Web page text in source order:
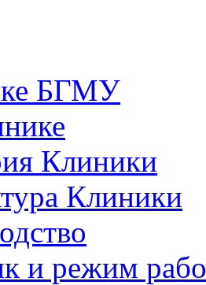
БГМУ
Клиники
Клиники
и режим